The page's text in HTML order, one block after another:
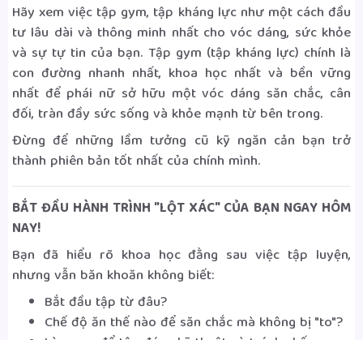
Hãy xem việc tập gym, tập kháng lực như một cách đầu
tư lâu dài và thông minh nhất cho vóc dáng, sức khỏe
và sự tự tin của bạn. Tập gym (tập kháng lực) chính là
con đường nhanh nhất, khoa học nhất và bền vững
nhất để phái nữ sở hữu một vóc dáng săn chắc, cân
đối, tràn đầy sức sống và khỏe mạnh từ bên trong.
Đừng để những lầm tưởng cũ kỹ ngăn cản bạn trở
thành phiên bản tốt nhất của chính mình.
BẮT ĐẦU HÀNH TRÌNH "LỘT XÁC" CỦA BẠN NGAY HÔM
NAY!
Bạn đã hiểu rõ khoa học đằng sau việc tập luyện,
nhưng vẫn băn khoăn không biết:
Bắt đầu tập từ đâu?
Chế độ ăn thế nào để săn chắc mà không bị "to"?